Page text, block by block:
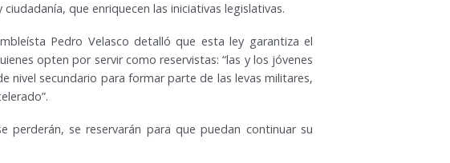
que enriquecen las iniciativas legislativas.
Pedro Velasco detalló que esta ley garantiza el
opten por servir como reservistas: “las y los jóvenes
nivel secundario para formar parte de las levas militares,
perderán, se reservarán para que puedan continuar su